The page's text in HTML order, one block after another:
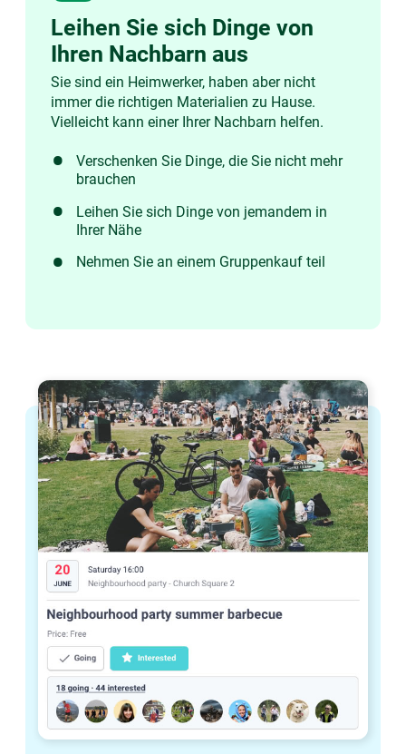
Leihen Sie sich Dinge von
Ihren Nachbarn aus
Sie sind ein Heimwerker, haben aber nicht
immer die richtigen Materialien zu Hause.
Vielleicht kann einer Ihrer Nachbarn helfen.
Verschenken Sie Dinge, die Sie nicht mehr
brauchen
Leihen Sie sich Dinge von jemandem in
Ihrer Nähe
Nehmen Sie an einem Gruppenkauf teil